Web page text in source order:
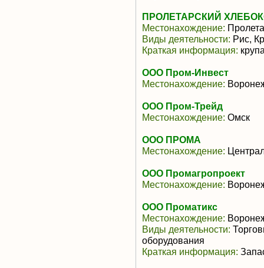
ПРОЛЕТАРСКИЙ
Местонахождение:
Виды деятельности: Рис,
Краткая информация:
ООО Пром-Инвест
Местонахождение:
ООО Пром-Трейд
Местонахождение: Омск
ООО ПРОМА
Местонахождение:
ООО Промагропроект
Местонахождение:
ООО Проматикс
Местонахождение:
Виды деятельности:
оборудования
Краткая информация: